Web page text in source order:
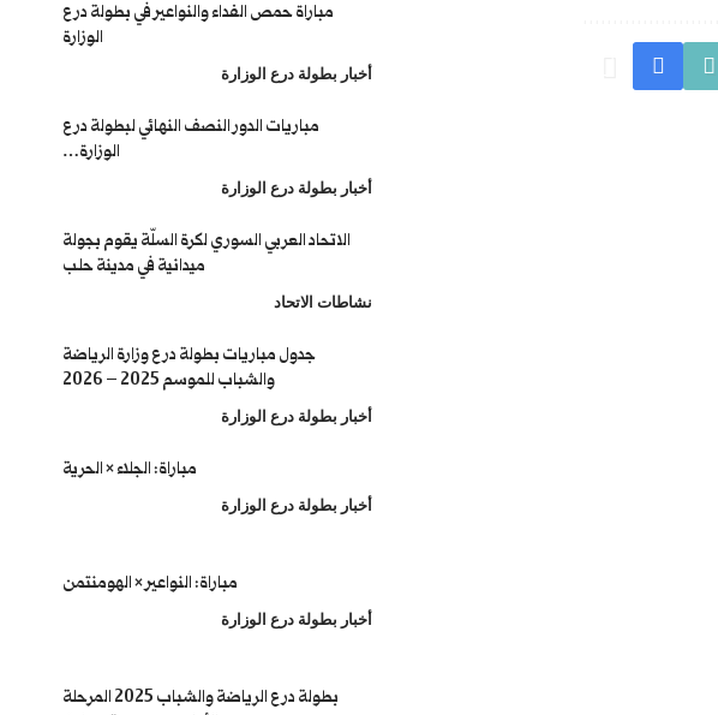
مباراة حمص الفداء والنواعير في بطولة درع
الوزارة
أخبار بطولة درع الوزارة
مباريات الدور النصف النهائي لبطولة درع
الوزارة…
أخبار بطولة درع الوزارة
الاتحاد العربي السوري لكرة السلّة يقوم بجولة
ميدانية في مدينة حلب
نشاطات الاتحاد
جدول مباريات بطولة درع وزارة الرياضة
والشباب للموسم 2025 – 2026
أخبار بطولة درع الوزارة
مباراة: الجلاء × الحرية
أخبار بطولة درع الوزارة
مباراة: النواعير × الهومنتمن
أخبار بطولة درع الوزارة
بطولة درع الرياضة والشباب 2025 المرحلة